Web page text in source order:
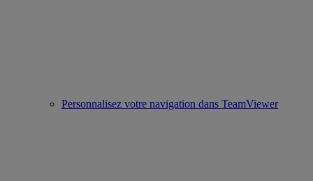
Personnalisez votre navigation dans TeamViewer